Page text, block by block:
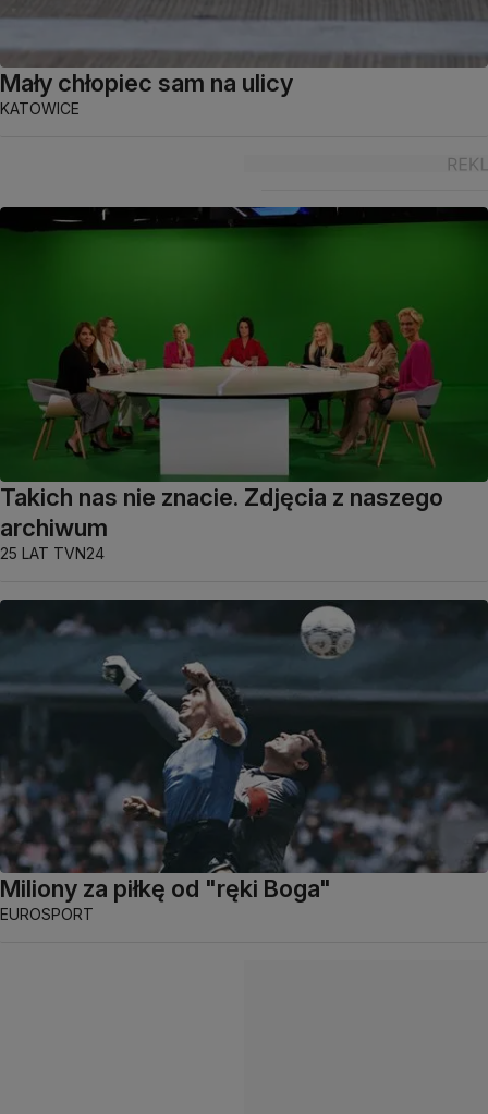
Mały chłopiec sam na ulicy
KATOWICE
Takich nas nie znacie. Zdjęcia z naszego
archiwum
25 LAT TVN24
Miliony za piłkę od "ręki Boga"
EUROSPORT